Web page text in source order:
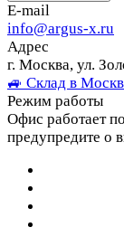
E-mail
info@argus-x.ru
Адрес
г. Москва, ул.
🚙 Склад в
Режим работы
Офис работает
предупредите о